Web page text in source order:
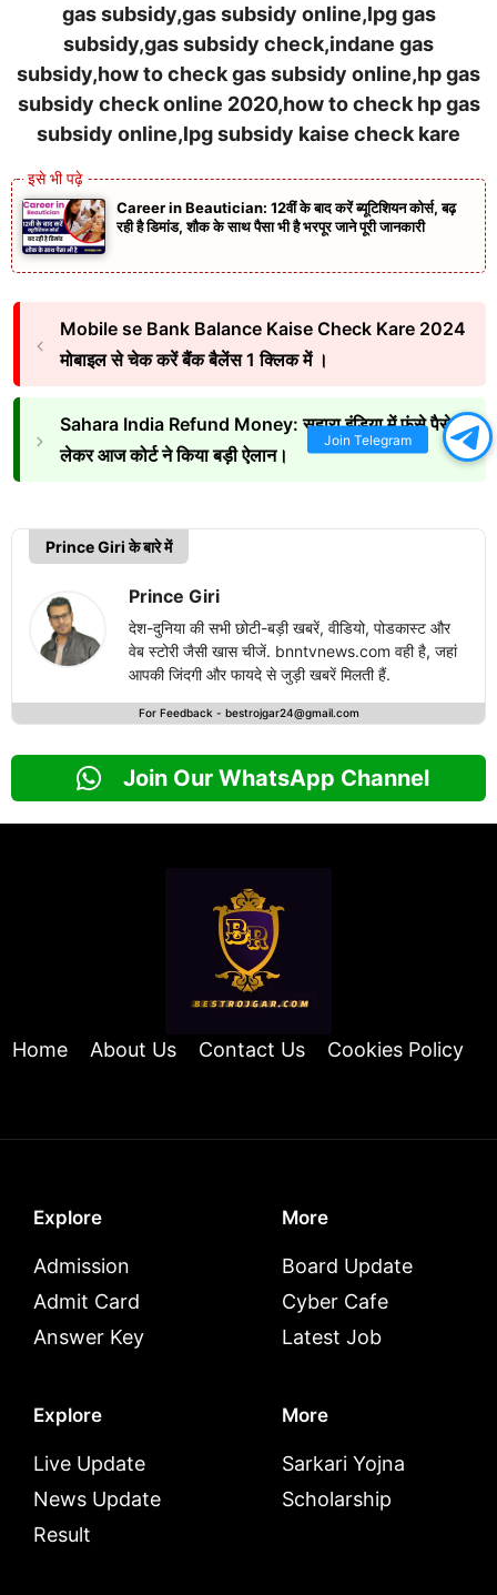
gas subsidy,gas subsidy online,lpg gas
subsidy,gas subsidy check,indane gas
subsidy,how to check gas subsidy online,hp gas
subsidy check online 2020,how to check hp gas
subsidy online,lpg subsidy kaise check kare
Career in Beautician: 12वीं के बाद करें ब्यूटिशियन कोर्स, बढ़
रही है डिमांड, शौक के साथ पैसा भी है भरपूर जाने पूरी जानकारी
Mobile se Bank Balance Kaise Check Kare 2024
मोबाइल से चेक करें बैंक बैलेंस 1 क्लिक में ।
Sahara India Refund Money: सहारा इंडिया में फंसे पैसे को
लेकर आज कोर्ट ने किया बड़ी ऐलान।
Prince Giri के बारे में
Prince Giri
देश-दुनिया की सभी छोटी-बड़ी खबरें, वीडियो, पोडकास्ट और
वेब स्टोरी जैसी खास चीजें. bnntvnews.com वही है, जहां
आपकी जिंदगी और फायदे से जुड़ी खबरें मिलती हैं.
For Feedback - bestrojgar24@gmail.com
Join Our WhatsApp Channel
Home About Us Contact Us Cookies Policy
Explore
Admission
Admit Card
Answer Key
More
Board Update
Cyber Cafe
Latest Job
Explore
Live Update
News Update
Result
More
Sarkari Yojna
Scholarship
Join Telegram